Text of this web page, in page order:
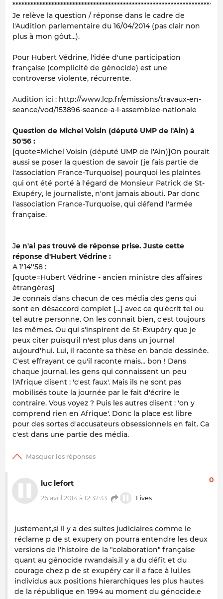
Je relève la question / réponse dans le cadre de
l'Audition parlementaire du 16/04/2014 (pas clair non
plus à mon gôut...).
Pour Hubert Védrine, l'idée d'une participation
française (complicité de génocide) est une
controverse violente, récurrente.
Audition ici : http://www.lcp.fr/emissions/travaux-en-
seance/vod/153896-seance-a-l-assemblee-nationale
Question de Michel Voisin (député UMP de l'Ain) à
50'56 :
[quote=Michel Voisin (député UMP de l'Ain)]On pourait
aussi se poser la question de savoir (je fais partie de
l'association France-Turquoise) pourquoi les plaintes
qui ont été porté à l'égard de Monsieur Patrick de St-
Exupéry, le journaliste, n'ont jamais abouti. Par donc
l'association France-Turquoise, qui défend l'armée
française.
Je n'ai pas trouvé de réponse prise. Juste cette
réponse d'Hubert Védrine :
A 1'14''58 :
[quote=Hubert Védrine - ancien ministre des affaires
étrangères]
Je connais dans chacun de ces média des gens qui
sont en désaccord complet [...] avec ce qu'écrit tel ou
tel autre personne. On les connait bien, c'est toujours
les mêmes. Ou qui s'inspirent de St-Exupéry que je
peux citer puisqu'il n'est plus dans un journal
aujourd'hui. Lui, il raconte sa thèse en bande dessinée.
C'est effrayant ce qu'il raconte mais... bon ! Dans
chaque journal, les gens qui connaissent un peu
l'Afrique disent : 'c'est faux'. Mais ils ne sont pas
mobilisés toute la journée par le fait d'écrire le
contraire. Vous voyez ? Puis les autres disent : 'on y
comprend rien en Afrique'. Donc la place est libre
pour des sortes d'accusateurs obsessionnels en fait. Ca
c'est dans une partie des média.
luc lefort
26 avril 2014 à 12:32:33 Fives
0
justement,si il y a des suites judiciaires comme le
réclame p de st exupery on pourra entendre les deux
versions de l'histoire de la "colaboration" française
quant au génocide rwandais.il y a du défit et du
courage chez p de st exupéry car il a face à lui,les
individus aux positions hierarchiques les plus hautes
de la république en 1994 au moment du génocide.e